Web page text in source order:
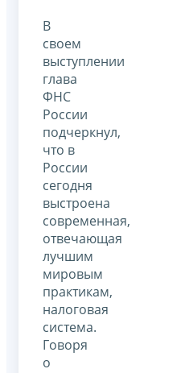
В
своем
выступлении
глава
ФНС
России
подчеркнул,
что в
России
сегодня
выстроена
современная,
отвечающая
лучшим
мировым
практикам,
налоговая
система.
Говоря
о